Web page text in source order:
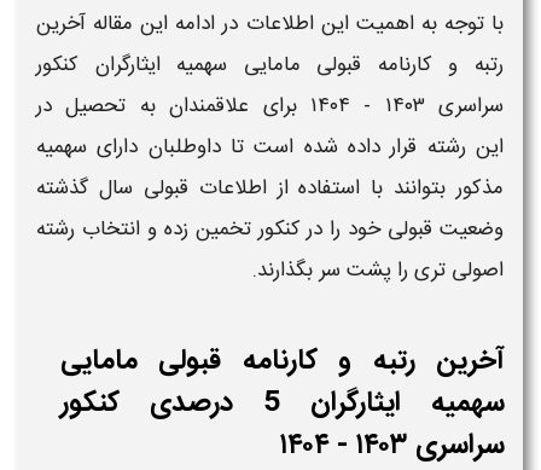
به اهمیت این اطلاعات در ادامه این مقاله آخرین
وکارنامهقبولیمامایی سهمیه ایثارگرانکنکور
۱۴۰۳ - ۱۴۰۴
برای علاقمندان به تحصیل در
رشته قرار داده شده است تا داوطلبان دارای سهمیه
بتوانند با استفاده از اطلاعات قبولی سال گذشته
قبولی خود را در کنکور تخمین زده و انتخاب رشته
تری را پشت سر بگذارند.
رتبه و کارنامه قبولی مامایی
سهمیه ایثارگران 5 درصدی کنکور
۱۴۰۳ - ۱۴۰۴